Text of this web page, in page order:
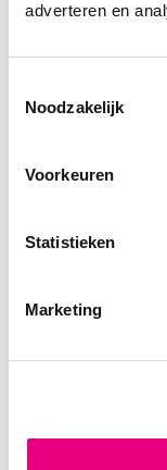
adverteren en
Noodzakelijk
Voorkeuren
Statistieken
Marketing